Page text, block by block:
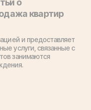
о
квартир
и предоставляет
услуги, связанные с
занимаются